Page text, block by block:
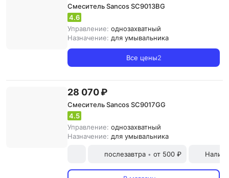
Смеситель Sancos SC9013BG
4.6
Управление: однозахватный
Назначение: для умывальника
Все цены2
28 070 ₽
Смеситель Sancos SC9017GG
4.5
Управление: однозахватный
Назначение: для умывальника
послезавтра • от 500 ₽